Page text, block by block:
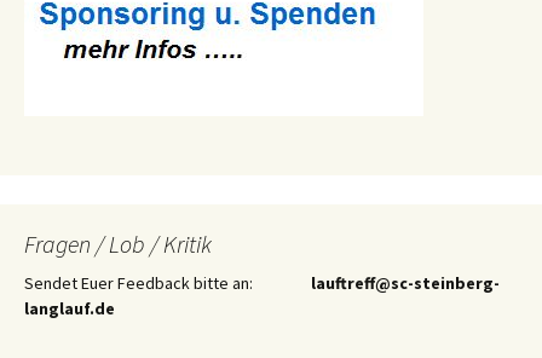
Fragen / Lob / Kritik
Sendet Euer Feedback bitte an: lauftreff@sc-steinberg-
langlauf.de